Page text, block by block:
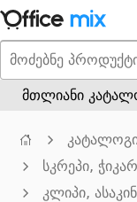
მთლიანი
სკრეპი,
კლიპი,